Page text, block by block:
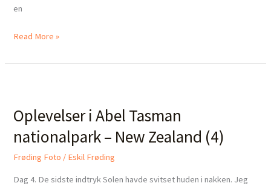
en
Read More »
Oplevelser i Abel Tasman
nationalpark – New Zealand (4)
Frøding Foto / Eskil Frøding
Dag 4. De sidste indtryk Solen havde svitset huden i nakken. Jeg
Abel
Tasman
nationalpark
–